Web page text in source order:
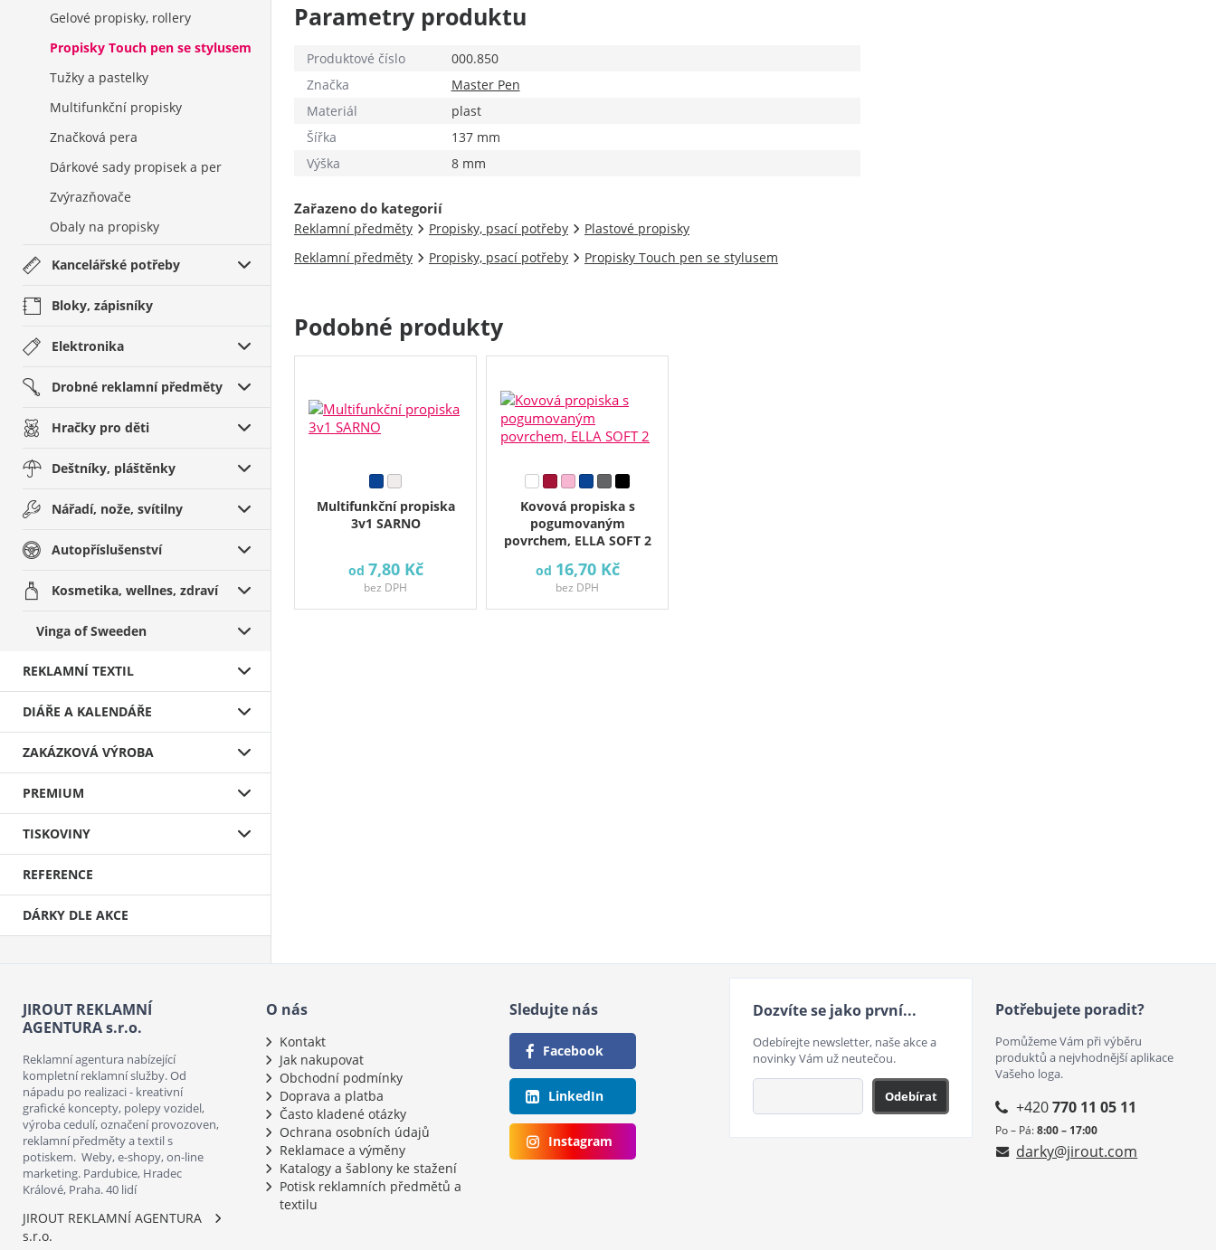
Gelové propisky, rollery
Propisky Touch pen se stylusem
Tužky a pastelky
Multifunkční propisky
Značková pera
Dárkové sady propisek a per
Zvýrazňovače
Obaly na propisky
Kancelářské potřeby
Bloky, zápisníky
Elektronika
Drobné reklamní předměty
Hračky pro děti
Deštníky, pláštěnky
Nářadí, nože, svítilny
Autopříslušenství
Kosmetika, wellnes, zdraví
Vinga of Sweeden
REKLAMNÍ TEXTIL
DIÁŘE A KALENDÁŘE
ZAKÁZKOVÁ VÝROBA
PREMIUM
TISKOVINY
REFERENCE
DÁRKY DLE AKCE
Parametry produktu
Produktové číslo
000.850
Značka
Master Pen
Materiál
plast
Šířka
137 mm
Výška
8 mm
Zařazeno do kategorií
Reklamní předměty Propisky, psací potřeby
Plastové propisky
Reklamní předměty
Propisky, psací potřeby Propisky Touch pen se stylusem
Podobné produkty
Multifunkční propiska
3v1 SARNO
od 7,80 Kč
bez DPH
Kovová propiska s
pogumovaným
povrchem, ELLA SOFT 2
od 16,70 Kč
bez DPH
JIROUT REKLAMNÍ
AGENTURA s.r.o.
Reklamní agentura nabízející
kompletní reklamní služby. Od
nápadu po realizaci - kreativní
grafické koncepty, polepy vozidel,
výroba cedulí, označení provozoven,
reklamní předměty a textil s
potiskem. Weby, e-shopy, on-line
marketing. Pardubice, Hradec
Králové, Praha. 40 lidí
JIROUT REKLAMNÍ AGENTURA
s.r.o.
O nás
Kontakt
Jak nakupovat
Obchodní podmínky
Doprava a platba
Často kladené otázky
Ochrana osobních údajů
Reklamace a výměny
Katalogy a šablony ke stažení
Potisk reklamních předmětů a
textilu
Sledujte nás
Facebook
LinkedIn
Instagram
Dozvíte se jako první...
Odebírejte newsletter, naše akce a
novinky Vám už neutečou.
Odebírat
Potřebujete poradit?
Pomůžeme Vám při výběru
produktů a nejvhodnější aplikace
Vašeho loga.
+420770 11 05 11
Po – Pá:8:00 – 17:00
darky@jirout.com